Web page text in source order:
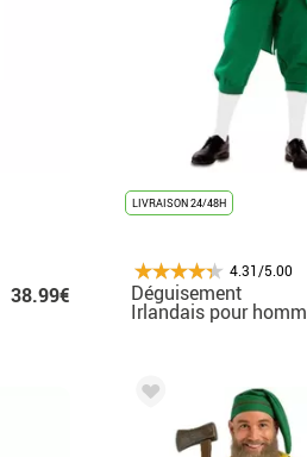
38.99€
LIVRAISON 24/48H
4.31/5.00
Déguisement
Irlandais pour